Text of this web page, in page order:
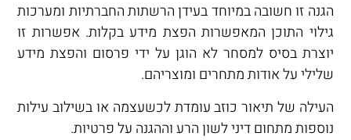
הגנה זו חשובה במיוחד בעידן הרשתות החברתיות ומערכות
גילוי התוכן המאפשרות הפצת מידע בקלות. אפשרות זו
יוצרת בסיס למסחר לא הוגן על ידי פרסום והפצת מידע
שלילי על אודות מתחרים ומוצריהם.
העילה של תיאור כוזב עומדת לכשעצמה או בשילוב עילות
נוספות מתחום דיני לשון הרע וההגנה על פרטיות.